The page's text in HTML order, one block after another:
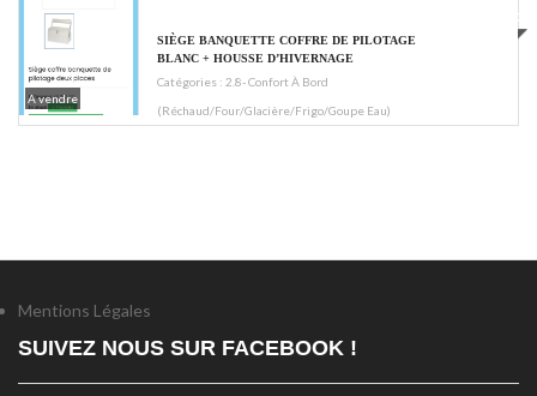
A vendre
€200
SIÈGE BANQUETTE COFFRE DE PILOTAGE
BLANC + HOUSSE D’HIVERNAGE
Catégories : 2.8- Confort À Bord
(réchaud/four/glacière/frigo/goupe Eau)
Mentions Légales
SUIVEZ NOUS SUR FACEBOOK !